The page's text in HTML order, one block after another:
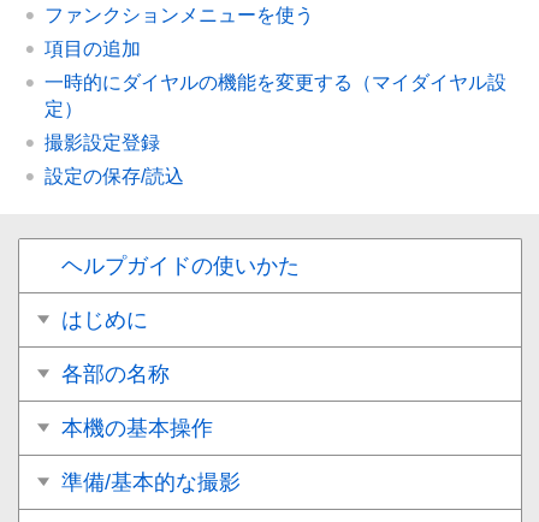
ファンクションメニューを使う
項目の追加
一時的にダイヤルの機能を変更する（マイダイヤル設
定）
撮影設定登録
設定の保存/読込
ヘルプガイドの使いかた
はじめに
各部の名称
本機の基本操作
準備/基本的な撮影